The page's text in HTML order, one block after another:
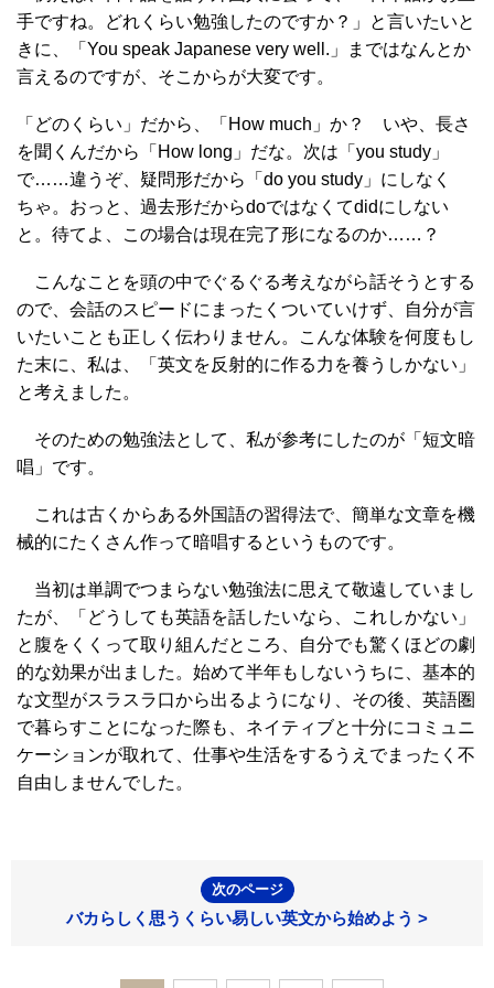
手ですね。どれくらい勉強したのですか？」と言いたいと
きに、「You speak Japanese very well.」まではなんとか
言えるのですが、そこからが大変です。
「どのくらい」だから、「How much」か？ いや、長さ
を聞くんだから「How long」だな。次は「you study」
で……違うぞ、疑問形だから「do you study」にしなく
ちゃ。おっと、過去形だからdoではなくてdidにしない
と。待てよ、この場合は現在完了形になるのか……？
こんなことを頭の中でぐるぐる考えながら話そうとする
ので、会話のスピードにまったくついていけず、自分が言
いたいことも正しく伝わりません。こんな体験を何度もし
た末に、私は、「英文を反射的に作る力を養うしかない」
と考えました。
そのための勉強法として、私が参考にしたのが「短文暗
唱」です。
これは古くからある外国語の習得法で、簡単な文章を機
械的にたくさん作って暗唱するというものです。
当初は単調でつまらない勉強法に思えて敬遠していまし
たが、「どうしても英語を話したいなら、これしかない」
と腹をくくって取り組んだところ、自分でも驚くほどの劇
的な効果が出ました。始めて半年もしないうちに、基本的
な文型がスラスラ口から出るようになり、その後、英語圏
で暮らすことになった際も、ネイティブと十分にコミュニ
ケーションが取れて、仕事や生活をするうえでまったく不
自由しませんでした。
次のページ
バカらしく思うくらい易しい英文から始めよう >